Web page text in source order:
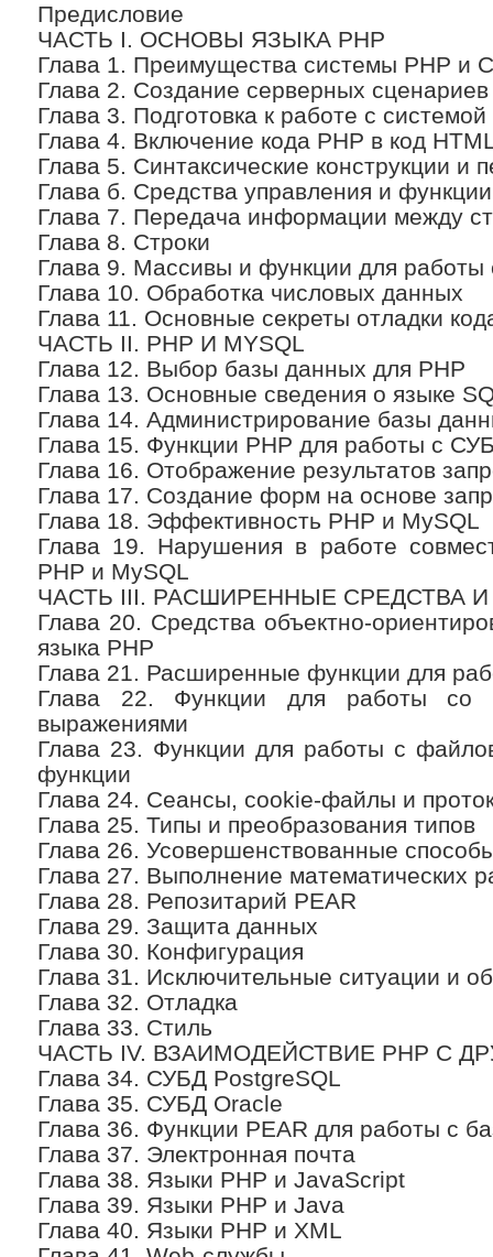
Предисловие
ЧАСТЬ I. ОСНОВЫ ЯЗЫКА РНР
Глава 1. Преимущества системы РНР и
Глава 2. Создание серверных
Глава 3. Подготовка к работе с
Глава 4. Включение кода PHP в код
Глава 5. Синтаксические конструкции и
Глава б. Средства управления и функции
Глава 7. Передача информации между
Глава 8. Строки
Глава 9. Массивы и функции для работы
Глава 10. Обработка числовых данных
Глава 11. Основные секреты отладки
ЧАСТЬ II. РНР И MYSQL
Глава 12. Выбор базы данных для РНР
Глава 13. Основные сведения о языке
Глава 14. Администрирование базы
Глава 15. Функции РНР для работы с
Глава 16. Отображение результатов
Глава 17. Создание форм на основе
Глава 18. Эффективность РНР и MySQL
Глава 19. Нарушения в работе
РНР и MySQL
ЧАСТЬ III. РАСШИРЕННЫЕ СРЕДСТВА
Глава 20. Средства объектно-
языка РНР
Глава 21. Расширенные функции для
Глава 22. Функции для работы со
выражениями
Глава 23. Функции для работы с
функции
Глава 24. Сеансы, cookie-файлы и
Глава 25. Типы и преобразования типов
Глава 26. Усовершенствованные
Глава 27. Выполнение математических
Глава 28. Репозитарий PEAR
Глава 29. Защита данных
Глава 30. Конфигурация
Глава 31. Исключительные ситуации и
Глава 32. Отладка
Глава 33. Стиль
ЧАСТЬ IV. ВЗАИМОДЕЙСТВИЕ РНР С
Глава 34. СУБД PostgreSQL
Глава 35. СУБД Oracle
Глава 36. Функции PEAR для работы с
Глава 37. Электронная почта
Глава 38. Языки РНР и JavaScript
Глава 39. Языки РНР и Java
Глава 40. Языки PHP и XML